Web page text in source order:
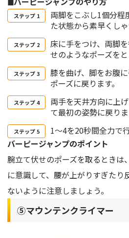
両脚をこぶし1個分程
た状態から素早くしゃ
床に手をつけ、両脚
せのようなポーズをと
膝を曲げ、脚をお腹
ポーズに戻ります。
両手を天井方向に上
て最初の姿勢に戻りま
1～4を20秒間全力で行
バーピージャンプのポイント
腕立て伏せのポーズを取るときは
に意識して、腰が上がりすぎたり
ないように注意しましょう。
⑤マウンテンクライマー